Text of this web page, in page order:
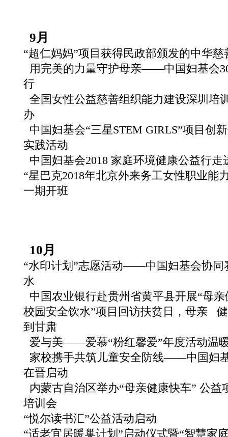
9月
“超仁妈妈”项目获得民政部颁发的中华慈
用完美的力量守护母亲——中国妇基会
行
全国女性公益慈善组织能力建设深圳培
办
中国妇基会“三星STEM GIRLS”项目创
实践活动
中国妇基会2018 家庭环境健康公益行走
“星巴克2018年北京外来务工女性职业能
一期开班
10月
“水印计划”志愿活动——中国妇基会协同
水
中国农业银行赴贵州省黄平县开展“母亲
校园安全饮水”项目回访扶贫日，母亲
到甘肃
爱与美——爱慕“粉红馨爱”年度活动温
家校携手共筑儿童安全防线——中国妇
在晋启动
内蒙古自治区举办“母亲健康快车” 公益
培训会
“悦尔读书汇”公益活动启动
“适老宜居暖巢计划”启动仪式暨“智慧家